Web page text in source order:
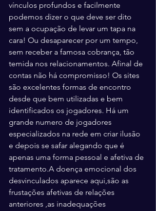
vínculos profundos e facilmente
podemos dizer o que deve ser dito
sem a ocupação de levar um tapa na
cara! Ou desaparecer por um tempo,
sem receber a famosa cobrança, tão
temida nos relacionamentos. Afinal de
contas não há compromisso! Os sites
são excelentes formas de encontro
desde que bem utilizadas e bem
identificados os jogadores. Há um
grande numero de jogadores
especializados na rede em criar ilusão
e depois se safar alegando que é
apenas uma forma pessoal e afetiva de
tratamento.A doença emocional dos
desvinculados aparece aqui,são as
frustações afetivas de relações
anteriores ,as inadequações